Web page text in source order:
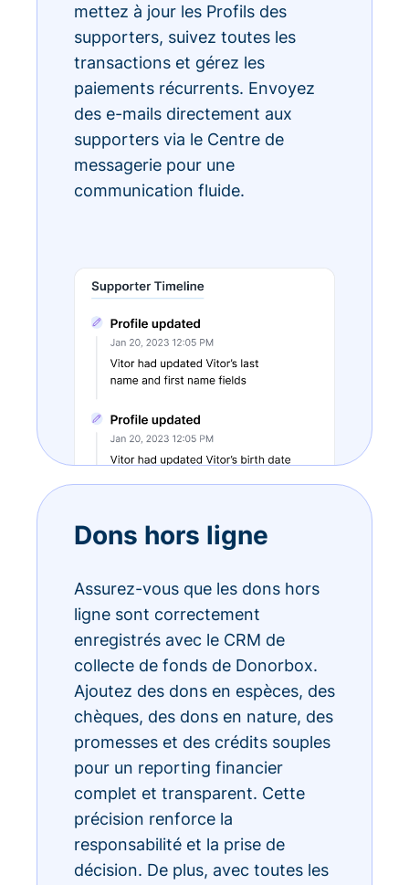
mettez à jour les Profils des
supporters, suivez toutes les
transactions et gérez les
paiements récurrents. Envoyez
des e-mails directement aux
supporters via le Centre de
messagerie pour une
communication fluide.
Dons hors ligne
Assurez-vous que les dons hors
ligne sont correctement
enregistrés avec le CRM de
collecte de fonds de Donorbox.
Ajoutez des dons en espèces, des
chèques, des dons en nature, des
promesses et des crédits souples
pour un reporting financier
complet et transparent. Cette
précision renforce la
responsabilité et la prise de
décision. De plus, avec toutes les